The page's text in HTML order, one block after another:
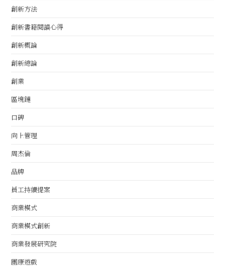
創新方法
創新書籍閱讀心得
創新概論
創新總論
創業
區塊鏈
口碑
向上管理
周杰倫
品牌
員工持續提案
商業模式
商業模式創新
商業發展研究院
團康遊戲